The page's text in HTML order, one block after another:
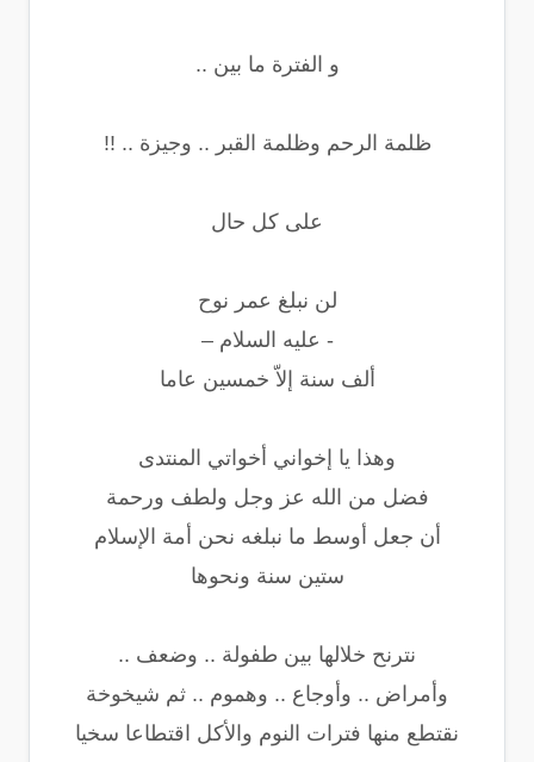
و الفترة ما بين ..
ظلمة الرحم وظلمة القبر .. وجيزة .. !!
على كل حال
لن نبلغ عمر نوح
- عليه السلام –
ألف سنة إلاّ خمسين عاما
وهذا يا إخواني أخواتي المنتدى
فضل من الله عز وجل ولطف ورحمة
أن جعل أوسط ما نبلغه نحن أمة الإسلام
ستين سنة ونحوها
نترنح خلالها بين طفولة .. وضعف ..
وأمراض .. وأوجاع .. وهموم .. ثم شيخوخة
نقتطع منها فترات النوم والأكل اقتطاعا سخيا